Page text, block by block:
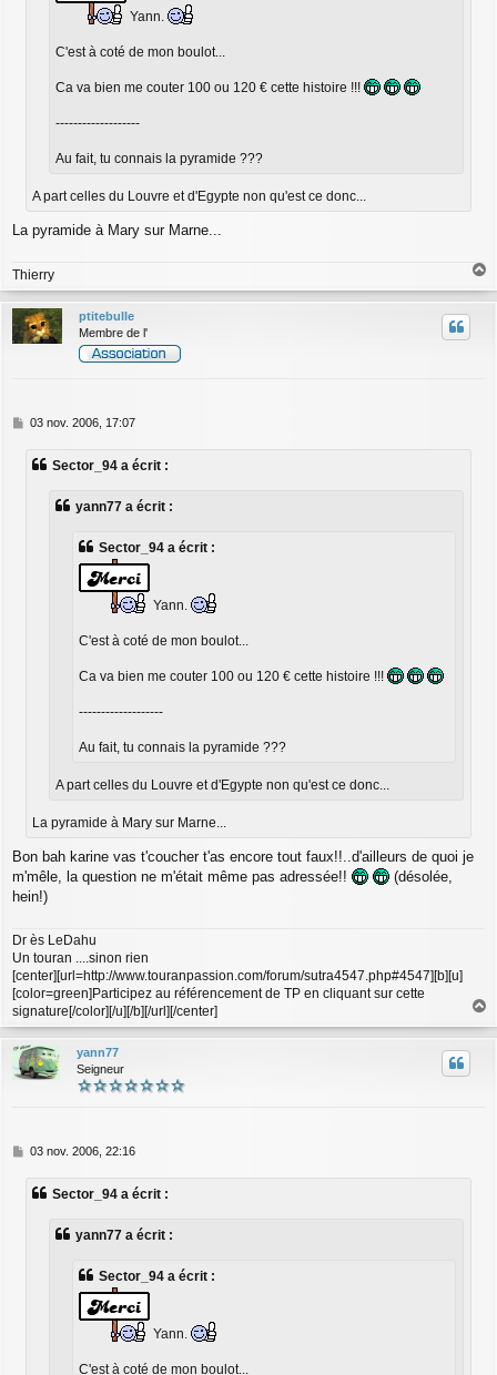
Yann.
C'est à coté de mon boulot...
Ca va bien me couter 100 ou 120 € cette histoire !!!
-------------------
Au fait, tu connais la pyramide ???
A part celles du Louvre et d'Egypte non qu'est ce donc...
La pyramide à Mary sur Marne...
Thierry
a
u
ptitebulle
Membre de l'
M
03 nov. 2006, 17:07
Sector_94 a écrit :
yann77 a écrit :
Sector_94 a écrit :
Yann.
C'est à coté de mon boulot...
Ca va bien me couter 100 ou 120 € cette histoire !!!
-------------------
Au fait, tu connais la pyramide ???
A part celles du Louvre et d'Egypte non qu'est ce donc...
La pyramide à Mary sur Marne...
Bon bah karine vas t'coucher t'as encore tout faux!!..d'ailleurs de quoi je
m'mêle, la question ne m'était même pas adressée!!
(désolée,
hein!)
Dr ès LeDahu
Un touran ....sinon rien
[center][url=http://www.touranpassion.com/forum/sutra4547.php#4547][b][u]
[color=green]Participez au référencement de TP en cliquant sur cette
signature[/color][/u][/b][/url][/center]
a
u
yann77
Seigneur
M
s
03 nov. 2006, 22:16
Sector_94 a écrit :
yann77 a écrit :
Sector_94 a écrit :
Yann.
C'est à coté de mon boulot...